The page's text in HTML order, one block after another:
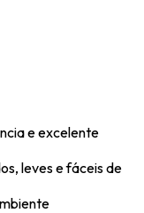
e excelente
leves e fáceis de